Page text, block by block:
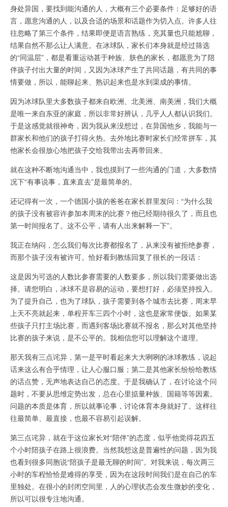
身处异国，要找到能沟通的人，大概有三个必要条件：足够好的语
言，愿意沟通的人，以及合适的场景和话题作为切入点。许多人往
往忽略了第三个条件，结果即便是语言熟练，充其量也只能尬聊，
结果自然不那么让人满意。在冰球队，家长们本身就是经过筛选
的“同温层”，都是看重运动甚于种族、肤色的家长，都愿意为了陪
伴孩子付出大量的时间，又因为冰球产生了共同话题，有共同的事
情要做，所以，能聊起来、熟识起来也是水到渠成的事情。
因为冰球队里大多数孩子都来自欧洲、北美洲、南美洲，我们大概
是唯一来自东亚的家庭，所以非常好辨认，几乎人人都认识我们。
于是这感觉就很神奇，因为我从来没想过，在异国他乡，我能与一
群家长和他们的孩子打得火热。去外地比赛时家长们经常拼车，其
他家长会很放心地把孩子交给我带出去再带回来。
就在这种不断地沟通当中，我也摸到了一些沟通的门道，大多数情
况下“有事说事，直来直去”是最简单的。
还记得有一次，一个德国小孩的爸爸在家长群里发问：“为什么我
的孩子没有被容许参加本周末的比赛？他已经期待很久了，而且也
第一时间报名了。这不公平，请有人出来解释一下”。
我正在纳闷，怎么我们每次比赛都报名了，从来没有被拒绝参赛，
而那个孩子没有被许可。恰好看到教练回复了很长的一段话：
这是因为可选的人数比参赛需要的人数要多，所以我们需要做出选
择。请您明白，冰球不是容易的运动，要想打好，必须坚持投入。
为了提升自己，也为了球队，孩子需要到各个城市去比赛，周末早
上天不亮就起来，单程开车三四个小时，这也是家常便饭。如果某
些孩子只打主场比赛，而遇到客场比赛就不报名，那么对其他坚持
比赛的孩子来说，是不公平的。我相信您可以理解这个道理。
那天我有三点诧异，第一是平时看起来大大咧咧的冰球教练，说起
话来这么有合乎情理，让人心服口服；第二是其他家长纷纷给教练
的话点赞，无声地表达自己的态度。于是我确认了，在讨论这个问
题时，不要从思维定势出发，总在心里掂量种族、国籍等等因素。
问题的本质是体育，所以就事论事，讨论体育本身就好了。这样往
往最简单、最直接，也最不容易引起误解。
第三点诧异，就在于这位家长对“陪伴”的态度，似乎他觉得花四五
个小时陪孩子在路上很浪费。当然我想这是普遍性的问题，因为我
也看到很多同胞说“陪孩子是最无聊的时间”。对我来说，每次两三
小时的车程恰恰是难得的享受，因为在这段时间我们是在自己的车
里独处。在很小的封闭空间里，人的心理状态会发生微妙的变化，
所以可以很专注地沟通。